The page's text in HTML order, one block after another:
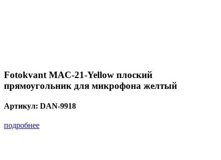
Fotokvant MAC-21-Yellow плоский
прямоугольник для микрофона желтый
Артикул: DAN-9918
подробнее